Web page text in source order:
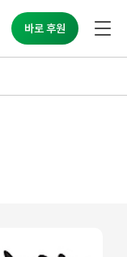
바로 후원